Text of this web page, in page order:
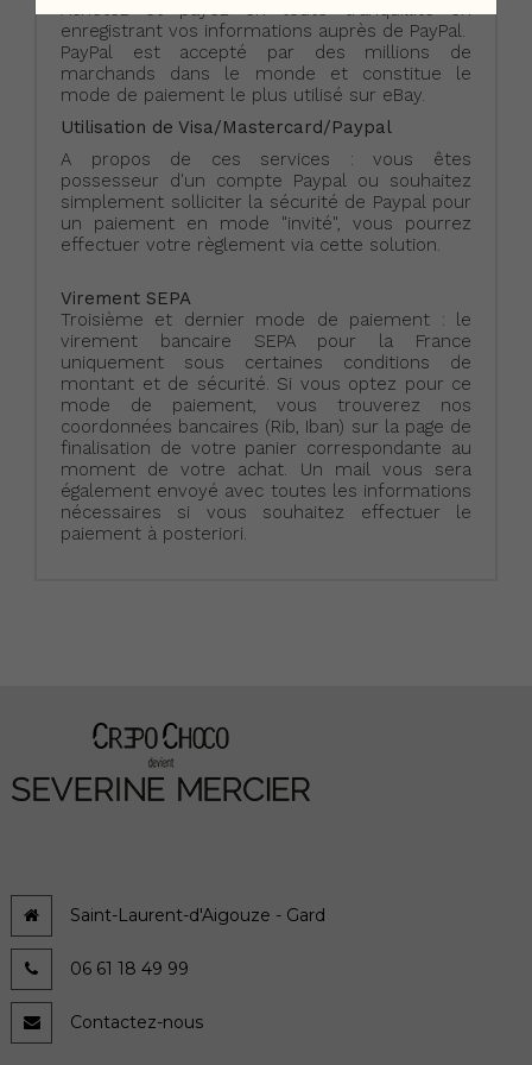
Achetez et payez en toute tranquillité en
enregistrant vos informations auprès de PayPal.
PayPal est accepté par des millions de
marchands dans le monde et constitue le
mode de paiement le plus utilisé sur eBay.
Utilisation de Visa/Mastercard/Paypal
A propos de ces services : vous êtes
possesseur d'un compte Paypal ou souhaitez
simplement solliciter la sécurité de Paypal pour
un paiement en mode "invité", vous pourrez
effectuer votre règlement via cette solution.
Virement SEPA
Troisième et dernier mode de paiement : le
virement bancaire SEPA pour la France
uniquement sous certaines conditions de
montant et de sécurité. Si vous optez pour ce
mode de paiement, vous trouverez nos
coordonnées bancaires (Rib, Iban) sur la page de
finalisation de votre panier correspondante au
moment de votre achat. Un mail vous sera
également envoyé avec toutes les informations
nécessaires si vous souhaitez effectuer le
paiement à posteriori.
Saint-Laurent-d'Aigouze - Gard
06 61 18 49 99
Contactez-nous